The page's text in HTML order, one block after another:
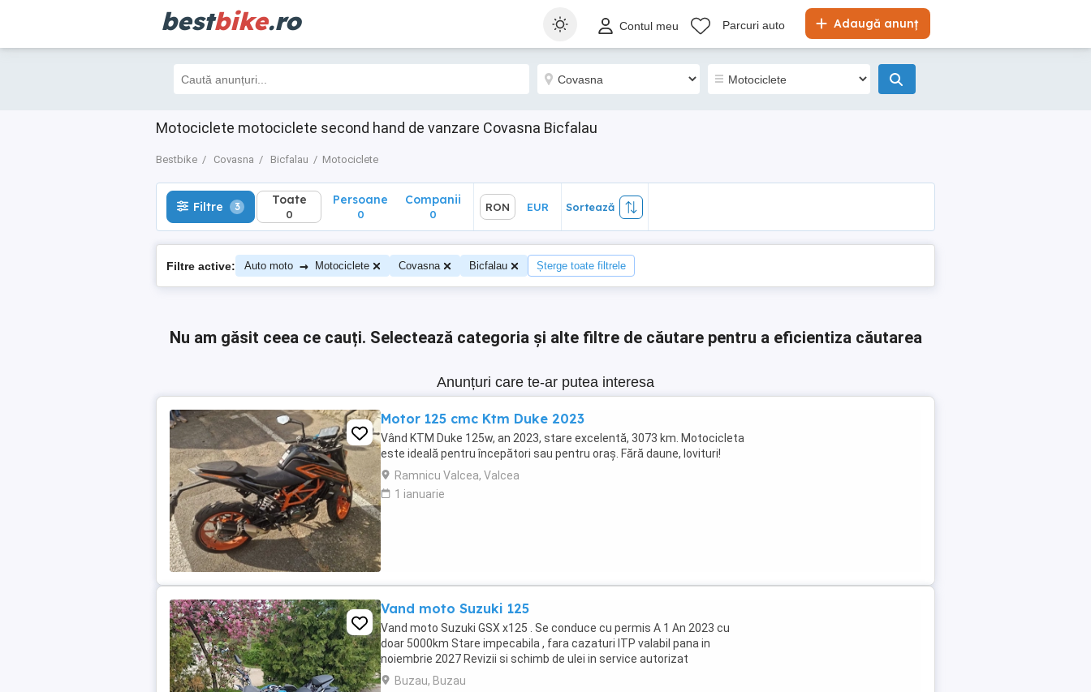
bestbike.ro Adaugă anunț
Contul meu Parcuri auto
Motociclete motociclete second hand de vanzare Covasna Bicfalau
Bestbike Covasna Bicfalau Motociclete
Filtre 3 Toate
0
Sortează
Filtre 3 Toate
0
Persoane
0
Companii
0
RON EUR Sortează
Filtre active: Auto moto → Motociclete Covasna Bicfalau Șterge toate filtrele
Nu am găsit ceea ce cauți. Selectează categoria și alte filtre de căutare pentru a eficientiza căutarea
Anunțuri care te-ar putea interesa
Motor 125 cmc Ktm Duke 2023
Vând KTM Duke 125w, an 2023, stare excelentă, 3073 km. Motocicleta
este ideală pentru începători sau pentru oraș. Fără daune, lovituri!
Ramnicu Valcea, Valcea
1 ianuarie
Vand moto Suzuki 125
Vand moto Suzuki GSX x125 . Se conduce cu permis A 1 An 2023 cu
doar 5000km Stare impecabila , fara cazaturi ITP valabil pana in
noiembrie 2027 Revizii si schimb de ulei in service autorizat
Buzau, Buzau